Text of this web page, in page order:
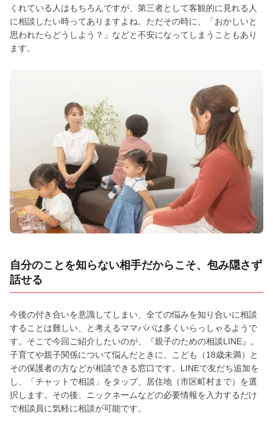
くれている人はもちろんですが、第三者として客観的に見れる人
に相談したい時ってありますよね。ただその時に、「おかしいと
思われたらどうしよう？」などと不安になってしまうこともあり
ます。
自分のことを知らない相手だからこそ、包み隠さず
話せる
今後の付き合いを意識してしまい、全ての悩みを知り合いに相談
することは難しい、と考えるママパパは多くいらっしゃるようで
す。そこで今回ご紹介したいのが、『親子のための相談LINE』。
子育てや親子関係について悩んだときに、こども（18歳未満）と
その保護者の方などが相談できる窓口です。LINEで友だち追加を
し、「チャットで相談」をタップ、居住地（市区町村まで）を選
択します。その後、ニックネームなどの必要情報を入力するだけ
で相談員に気軽に相談が可能です。